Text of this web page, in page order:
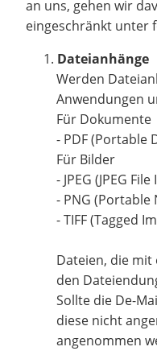
an uns, gehen wir
eingeschränkt unter
Dateianhänge
Werden
Anwendungen
Für Dokumente
- PDF (Portable
Für Bilder
- JPEG (JPEG
- PNG (Portable
- TIFF (Tagged
Dateien, die
den
Sollte die De-
diese nicht
angenommen